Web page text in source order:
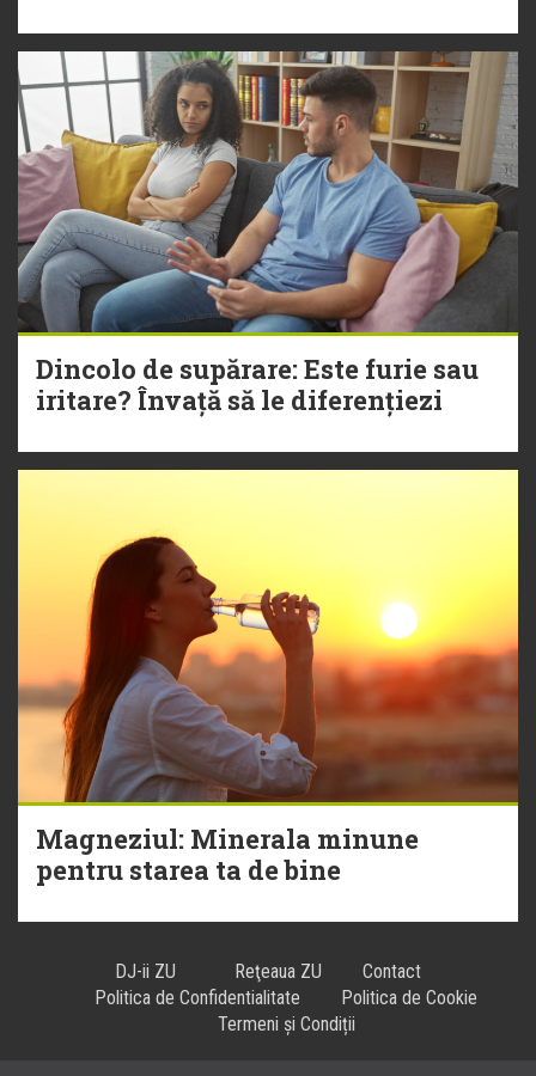
Dincolo de supărare: Este furie sau
iritare? Învață să le diferențiezi
Magneziul: Minerala minune
pentru starea ta de bine
DJ-ii ZU Reţeaua ZU
Contact
Politica de Confidentialitate
Politica de Cookie
Termeni și Condiții